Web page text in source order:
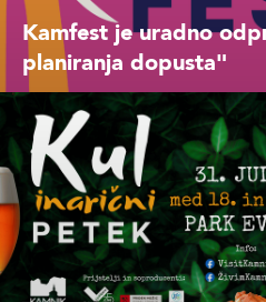
Kamfest je uradno
planiranja dopusta"